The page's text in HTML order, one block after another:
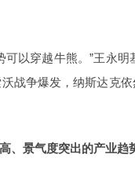
以穿越牛熊。”王永
战争爆发，纳斯达克
、景气度突出的产业趋